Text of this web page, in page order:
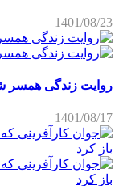
1401/08/23
روایت زندگی همسر
1401/08/17